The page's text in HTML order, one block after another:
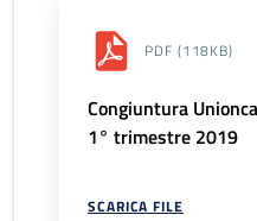
PDF (118KB)
Congiuntura
1° trimestre 2019
SCARICA FILE